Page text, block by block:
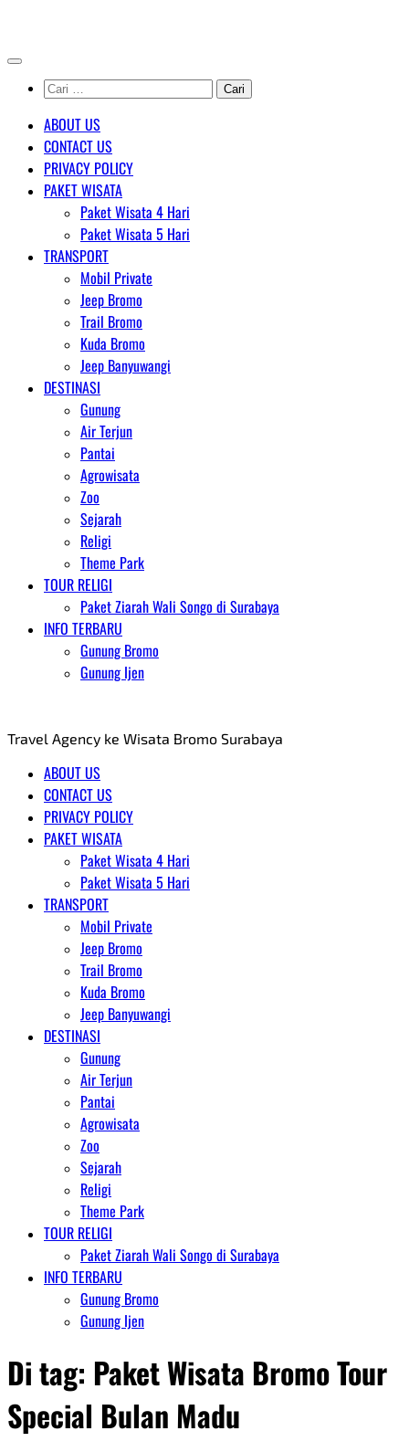
content
Cari
untuk:
ABOUT US
CONTACT US
PRIVACY POLICY
PAKET WISATA
Paket Wisata 4 Hari
Paket Wisata 5 Hari
TRANSPORT
Mobil Private
Jeep Bromo
Trail Bromo
Kuda Bromo
Jeep Banyuwangi
DESTINASI
Gunung
Air Terjun
Pantai
Agrowisata
Zoo
Sejarah
Religi
Theme Park
TOUR RELIGI
Paket Ziarah Wali Songo di Surabaya
INFO TERBARU
Gunung Bromo
Gunung Ijen
Travel Agency ke Wisata Bromo Surabaya
ABOUT US
CONTACT US
PRIVACY POLICY
PAKET WISATA
Paket Wisata 4 Hari
Paket Wisata 5 Hari
TRANSPORT
Mobil Private
Jeep Bromo
Trail Bromo
Kuda Bromo
Jeep Banyuwangi
DESTINASI
Gunung
Air Terjun
Pantai
Agrowisata
Zoo
Sejarah
Religi
Theme Park
TOUR RELIGI
Paket Ziarah Wali Songo di Surabaya
INFO TERBARU
Gunung Bromo
Gunung Ijen
Di tag: Paket Wisata Bromo Tour
Special Bulan Madu